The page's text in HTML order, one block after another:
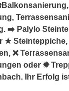
➡️ Palylo
★
❌
oder ✹
Ihr Erfolg